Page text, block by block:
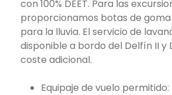
con 100% DEET. Para las
proporcionamos botas de
para la lluvia. El servicio de
disponible a bordo del Delfín II y
coste adicional.
Equipaje de vuelo permitido: